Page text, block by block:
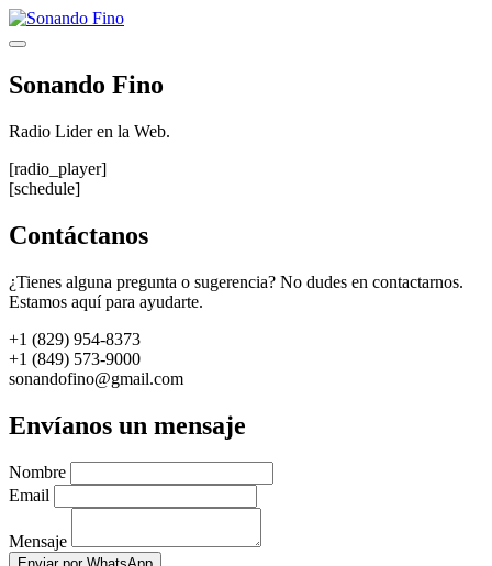
Saltar
al
Menú
Sonando Fino
Radio Lider en la Web.
[radio_player]
[schedule]
Contáctanos
¿Tienes alguna pregunta o sugerencia? No dudes en contactarnos.
Estamos aquí para ayudarte.
+1 (829) 954-8373
+1 (849) 573-9000
sonandofino@gmail.com
Envíanos un mensaje
Nombre
Email
Mensaje